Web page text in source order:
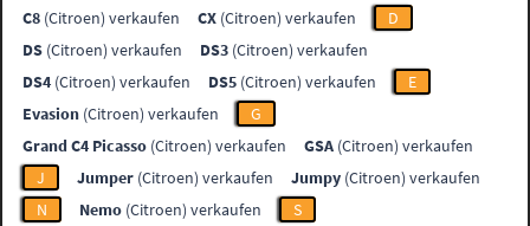
C8 (Citroen) verkaufen CX (Citroen) verkaufen
D
DS (Citroen) verkaufen DS3 (Citroen) verkaufen
DS4 (Citroen) verkaufen DS5 (Citroen) verkaufen
E
Evasion (Citroen) verkaufen
G
Grand C4 Picasso (Citroen) verkaufen GSA (Citroen) verkaufen
J
Jumper (Citroen) verkaufen Jumpy (Citroen) verkaufen
N
Nemo (Citroen) verkaufen
S